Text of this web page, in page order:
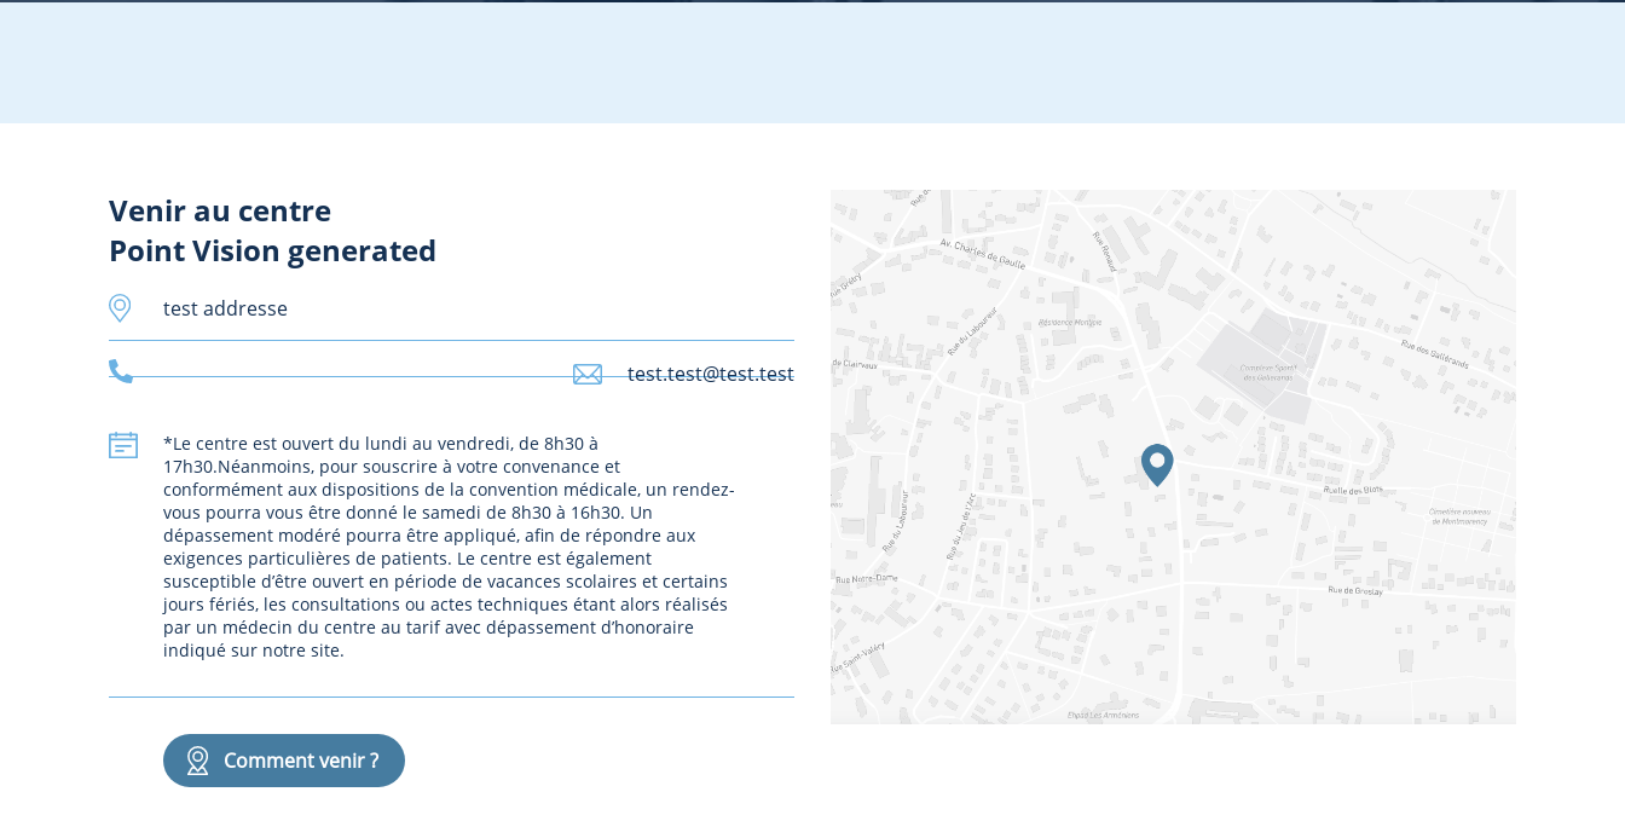
Venir au centre
Point Vision generated
test addresse
test.test@test.test
*Le centre est ouvert du lundi au vendredi, de 8h30 à
17h30.Néanmoins, pour souscrire à votre convenance et
conformément aux dispositions de la convention médicale, un rendez-
vous pourra vous être donné le samedi de 8h30 à 16h30. Un
dépassement modéré pourra être appliqué, afin de répondre aux
exigences particulières de patients. Le centre est également
susceptible d’être ouvert en période de vacances scolaires et certains
jours fériés, les consultations ou actes techniques étant alors réalisés
par un médecin du centre au tarif avec dépassement d’honoraire
indiqué sur notre site.
Comment venir ?